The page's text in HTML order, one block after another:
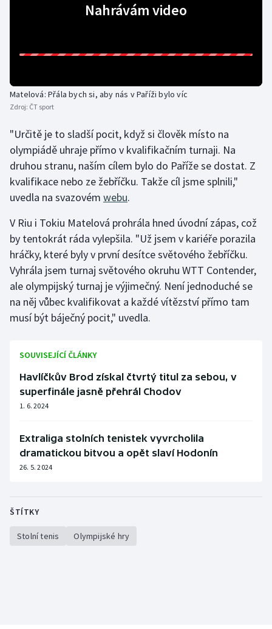
Moderní pětiboj
Olympijské hry
Parasport
Plážový volejbal
Ragby
Rychlobruslení
Rychlostní kanoistika
Short track
Sportovní střelba
Triatlon
Veslování
Volejbal
Nahrávám video
Matelová: Přála bych si, aby nás v Paříži bylo víc
Zdroj: ČT sport
"Určitě je to sladší pocit, když si člověk místo na
olympiádě uhraje přímo v kvalifikačním turnaji. Na
druhou stranu, naším cílem bylo do Paříže se dostat. Z
kvalifikace nebo ze žebříčku. Takže cíl jsme splnili,"
uvedla na svazovém webu.
V Riu i Tokiu Matelová prohrála hned úvodní zápas, což
by tentokrát ráda vylepšila. "Už jsem v kariéře porazila
hráčky, které byly v první desítce světového žebříčku.
Vyhrála jsem turnaj světového okruhu WTT Contender,
ale olympijský turnaj je výjimečný. Není jednoduché se
na něj vůbec kvalifikovat a každé vítězství přímo tam
musí být báječný pocit," uvedla.
SOUVISEJÍCÍ ČLÁNKY
Havlíčkův Brod získal čtvrtý titul za sebou, v
superfinále jasně přehrál Chodov
1. 6. 2024
Extraliga stolních tenistek vyvrcholila
dramatickou bitvou a opět slaví Hodonín
26. 5. 2024
ŠTÍTKY
Stolní tenis Olympijské hry